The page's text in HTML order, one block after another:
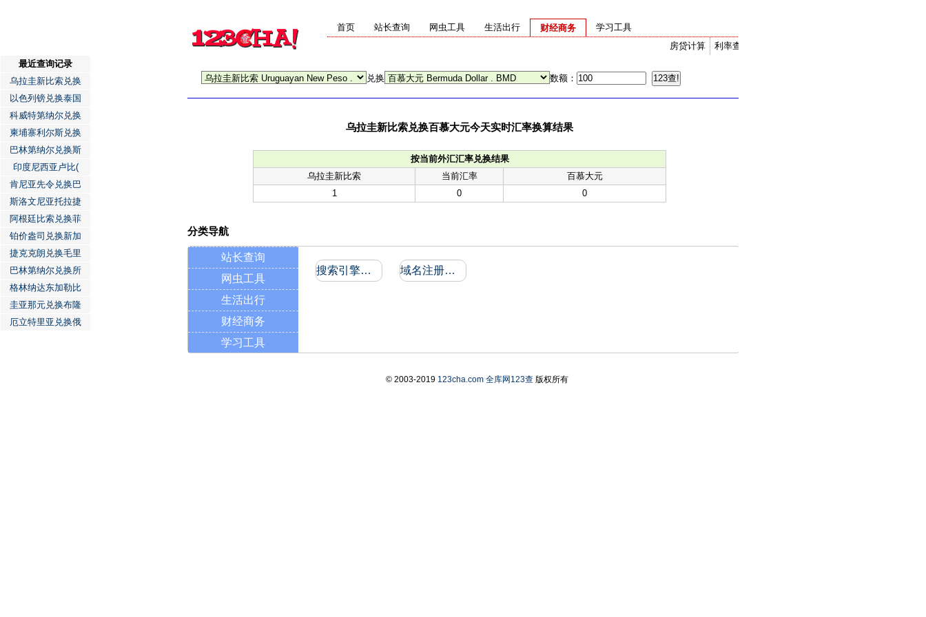
首页 站长查询 网虫工具 生活出行
财经商务
利率查询
房贷计算
学习工具
兑换 数额：
乌拉圭新比索兑换百慕大元今天实时汇率换算结果
按当前外汇汇率兑换结果
乌拉圭新比索
当前汇率
百慕大元
1
0 0
最近查询记录
乌拉圭新比索兑换
以色列镑兑换泰国
科威特第纳尔兑换
柬埔寨利尔斯兑换
巴林第纳尔兑换斯
印度尼西亚卢比(
肯尼亚先令兑换巴
斯洛文尼亚托拉捷
阿根廷比索兑换菲
铂价盎司兑换新加
捷克克朗兑换毛里
巴林第纳尔兑换所
格林纳达东加勒比
圭亚那元兑换布隆
厄立特里亚兑换俄
分类导航
站长查询
网虫工具
生活出行
财经商务
学习工具
搜索引擎收录和反向链接 域名注册信息
© 2003-2019 123cha.com 全库网123查版权所有